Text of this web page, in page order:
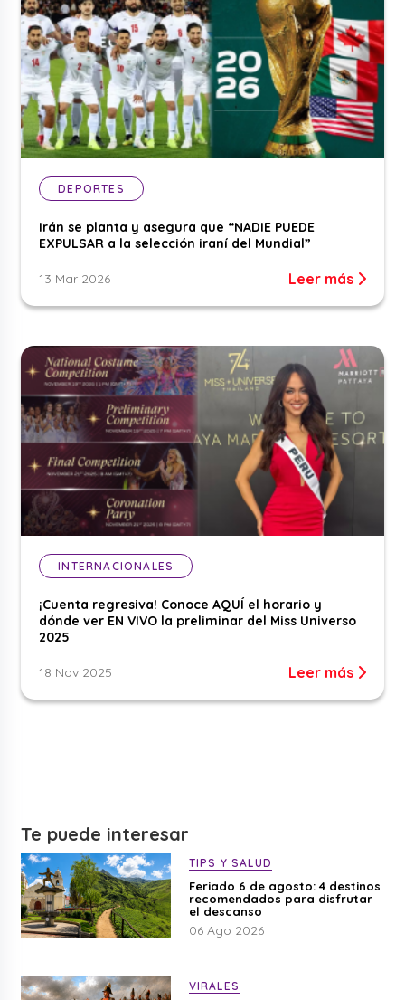
DEPORTES
Irán se planta y asegura que “NADIE PUEDE
EXPULSAR a la selección iraní del Mundial”
13 Mar 2026 Leer más
INTERNACIONALES
¡Cuenta regresiva! Conoce AQUÍ el horario y
dónde ver EN VIVO la preliminar del Miss Universo
2025
18 Nov 2025 Leer más
Te puede interesar
TIPS Y SALUD
Feriado 6 de agosto: 4 destinos
recomendados para disfrutar
el descanso
06 Ago 2026
VIRALES